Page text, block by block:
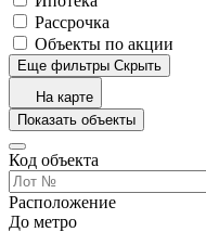
Рассрочка
Объекты по акции
Еще фильтры Скрыть
На карте
Показать объекты
Код объекта
Расположение
До метро